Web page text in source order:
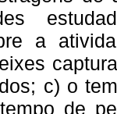
a
c) o
de